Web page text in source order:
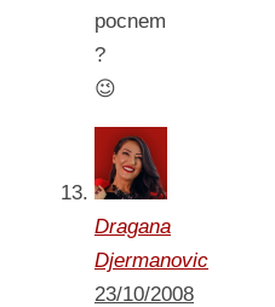
pocnem
?
😉
Dragana
Djermanovic
23/10/2008